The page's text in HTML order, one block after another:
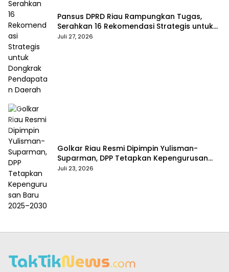
Pansus DPRD Riau Rampungkan Tugas,
Serahkan 16 Rekomendasi Strategis untuk
Dongkrak Pendapatan Daerah
Juli 27, 2026
Golkar Riau Resmi Dipimpin Yulisman-
Suparman, DPP Tetapkan Kepengurusan
Baru 2025–2030
Juli 23, 2026